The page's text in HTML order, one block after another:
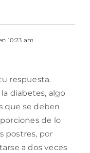
10:23 am
respuesta.
la diabetes, algo
que se deben
de lo
postres, por
a dos veces